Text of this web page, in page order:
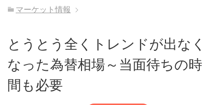
マーケット情報
とうとう全くトレンドが出なく
なった為替相場～当面待ちの時
間も必要